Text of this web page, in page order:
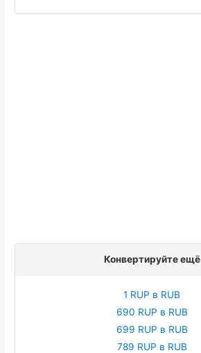
Конвертируйте ещё
1 RUP в RUB
690 RUP в RUB
699 RUP в RUB
789 RUP в RUB